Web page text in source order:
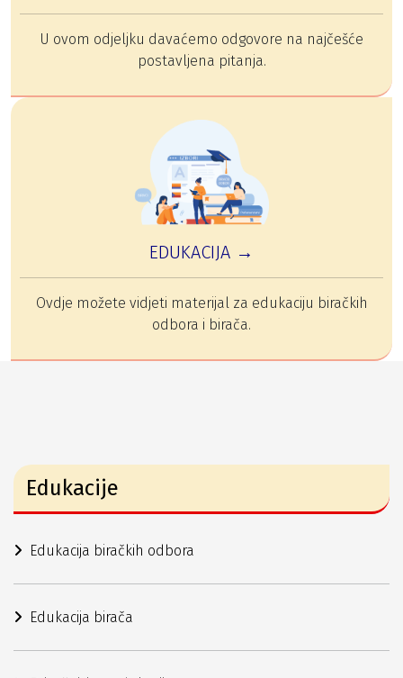
U ovom odjeljku davaćemo odgovore na najčešće
postavljena pitanja.
EDUKACIJA →
Ovdje možete vidjeti materijal za edukaciju biračkih
odbora i birača.
Edukacije
Edukacija biračkih odbora
Edukacija birača